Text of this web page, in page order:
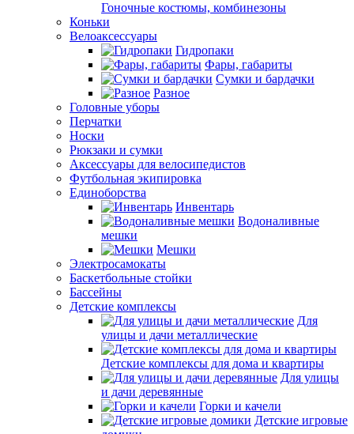
Гоночные костюмы, комбинезоны
Коньки
Велоаксессуары
Гидропаки
Фары, габариты
Сумки и бардачки
Разное
Головные уборы
Перчатки
Носки
Рюкзаки и сумки
Аксессуары для велосипедистов
Футбольная экипировка
Единоборства
Инвентарь
Водоналивные
мешки
Мешки
Электросамокаты
Баскетбольные стойки
Бассейны
Детские комплексы
Для
улицы и дачи металлические
Детские комплексы для дома и квартиры
Для улицы
и дачи деревянные
Горки и качели
Детские игровые